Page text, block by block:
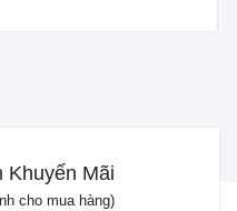
Khuyến Mãi
cho mua hàng)